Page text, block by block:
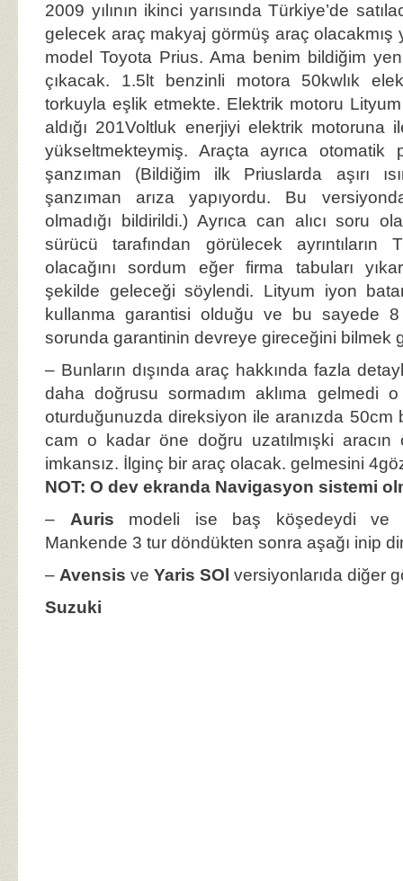
2009 yılının ikinci yarısında Türkiye’de
gelecek araç makyaj görmüş araç olacakmış
model Toyota Prius. Ama benim bildiğim
çıkacak. 1.5lt benzinli motora 50kwlık
torkuyla eşlik etmekte. Elektrik motoru
aldığı 201Voltluk enerjiyi elektrik motoruna
yükseltmekteymiş. Araçta ayrıca otomatik
şanzıman (Bildiğim ilk Priuslarda aşırı
şanzıman arıza yapıyordu. Bu
olmadığı bildirildi.) Ayrıca can alıcı soru
sürücü tarafından görülecek ayrıntıların
olacağını sordum eğer firma tabuları
şekilde geleceği söylendi. Lityum iyon
kullanma garantisi olduğu ve bu sayede
sorunda garantinin devreye gireceğini bilmek
– Bunların dışında araç hakkında fazla
daha doğrusu sormadım aklıma gelmedi
oturduğunuzda direksiyon ile aranızda 50cm
cam o kadar öne doğru uzatılmışki aracın
imkansız. İlginç bir araç olacak. gelmesini
NOT: O dev ekranda Navigasyon sistemi
– Auris modeli ise baş köşedeydi ve
Mankende 3 tur döndükten sonra aşağı inip
– Avensis ve Yaris SOl versiyonlarıda diğer
Suzuki